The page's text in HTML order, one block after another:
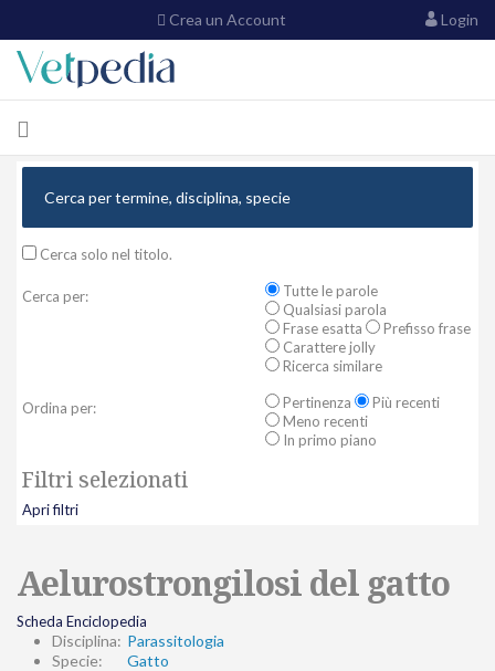
Crea un Account Login
Cerca solo nel titolo.
Cerca per:
Tutte le parole
Qualsiasi parola
Frase esatta
Prefisso frase
Carattere jolly
Ricerca similare
Ordina per: Pertinenza
Più recenti
Meno recenti
In primo piano
Filtri selezionati
Apri filtri
Aelurostrongilosi del gatto
Scheda Enciclopedia
Disciplina: Parassitologia
Specie:
Gatto